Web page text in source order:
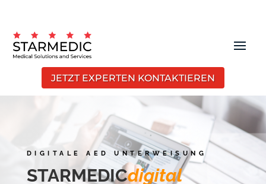
JETZT EXPERTEN KONTAKTIEREN
DIGITALE AED UNTERWEISUNG
STARMEDICdigital